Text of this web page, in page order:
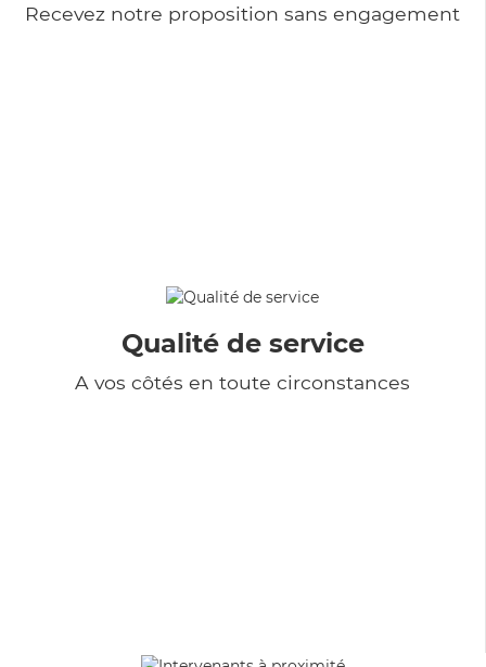
Recevez notre proposition sans engagement
Qualité de service
A vos côtés en toute circonstances